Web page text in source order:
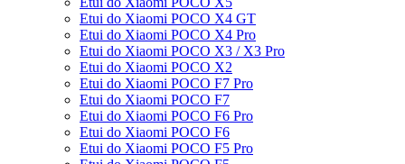
Etui do Xiaomi POCO X4 GT
Etui do Xiaomi POCO X4 Pro
Etui do Xiaomi POCO X3 / X3 Pro
Etui do Xiaomi POCO X2
Etui do Xiaomi POCO F7 Pro
Etui do Xiaomi POCO F7
Etui do Xiaomi POCO F6 Pro
Etui do Xiaomi POCO F6
Etui do Xiaomi POCO F5 Pro